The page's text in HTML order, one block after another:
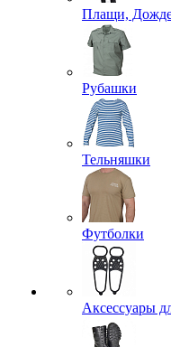
Плащи,
Рубашки
Тельняшки
Футболки
Аксессуары